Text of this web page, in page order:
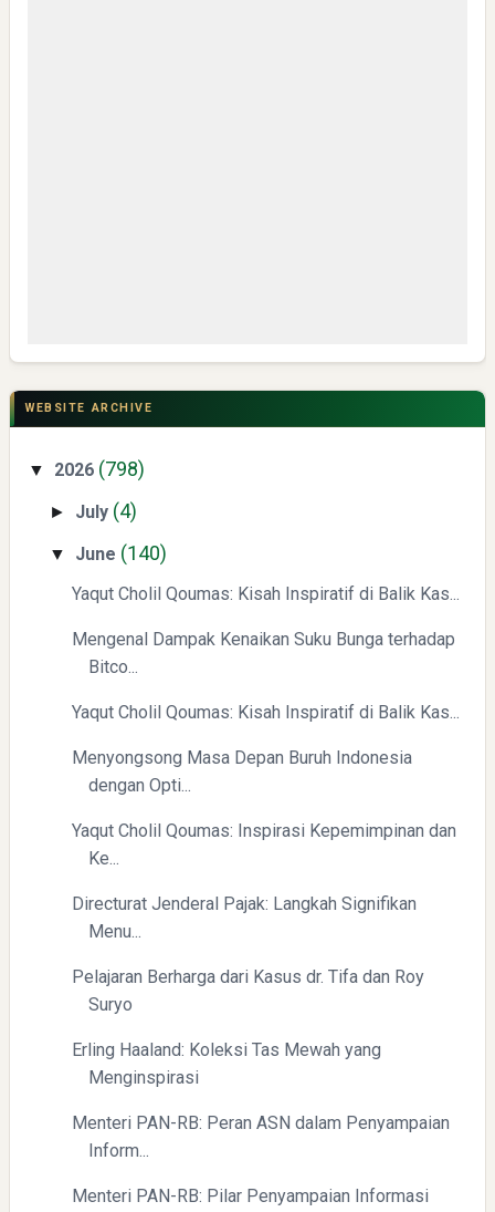
Swiss German University Raih Peringkat #1 Global untuk
Yaqut Cholil Qoumas: Kisah Inspiratif di Balik Kasus Hukum
(BTC) dan Ekonomi Global
WEBSITE ARCHIVE
▼ 2026 (798)
► July (4)
▼ June (140)
Yaqut Cholil Qoumas: Kisah Inspiratif di Balik Kas...
Mengenal Dampak Kenaikan Suku Bunga terhadap
Bitco...
Yaqut Cholil Qoumas: Kisah Inspiratif di Balik Kas...
Menyongsong Masa Depan Buruh Indonesia
dengan Opti...
Yaqut Cholil Qoumas: Inspirasi Kepemimpinan dan
Ke...
Directurat Jenderal Pajak: Langkah Signifikan
Menu...
Pelajaran Berharga dari Kasus dr. Tifa dan Roy
Suryo
Erling Haaland: Koleksi Tas Mewah yang
Menginspirasi
Menteri PAN-RB: Peran ASN dalam Penyampaian
Inform...
Menteri PAN-RB: Pilar Penyampaian Informasi